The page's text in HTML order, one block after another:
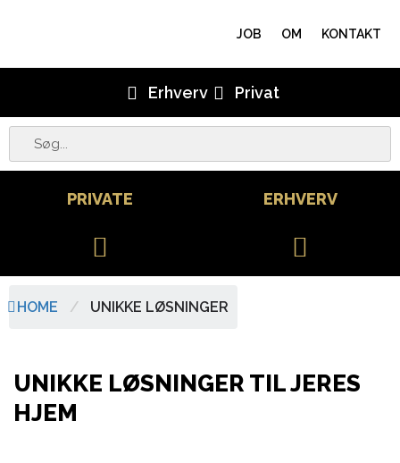
JOB OM KONTAKT
Erhverv Privat
PRIVATE ERHVERV
HOME / UNIKKE LØSNINGER
UNIKKE LØSNINGER TIL JERES
HJEM